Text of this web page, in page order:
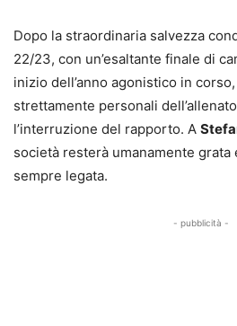
Dopo la straordinaria salvezza
22/23, con un’esaltante finale di
inizio dell’anno agonistico in
strettamente personali
l’interruzione del rapporto. A
società resterà umanamente
sempre legata.
- pubblicità -